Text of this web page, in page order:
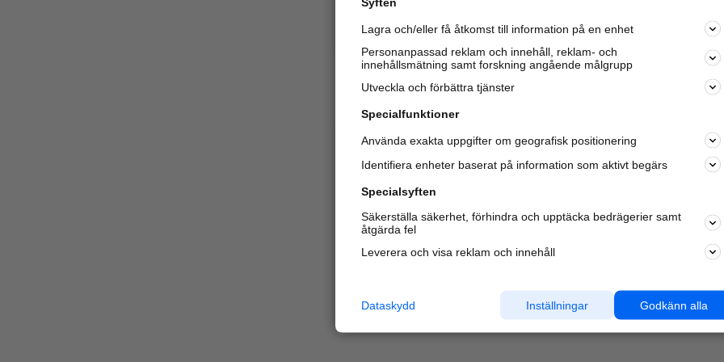
Varje vecka besöker du och 4 miljonerandra härliga
oss för att hitta rätt lokal information om företag,
Lagra och/eller få åtkomst till information på en enhet
Personanpassad reklam och innehåll, reklam- och
innehållsmätning samt forskning angående målgrupp
Utveckla och förbättra tjänster
Specialfunktioner
Använda exakta uppgifter om geografisk positionering
Identifiera enheter baserat på information som aktivt begärs
Specialsyften
Säkerställa säkerhet, förhindra och upptäcka bedrägerier samt
åtgärda fel
Leverera och visa reklam och innehåll
Godkänn alla
Inställningar
Dataskydd